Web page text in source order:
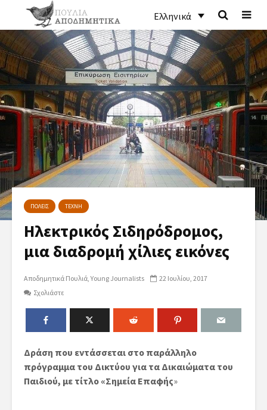
Ελληνικά
ΠΟΛΕΙΣ ΤΕΧΝΗ
Ηλεκτρικός Σιδηρόδρομος,
μια διαδρομή χίλιες εικόνες
Αποδημητικά Πουλιά Young Journalists
22 Ιουλίου, 2017
Σχολιάστε
Δράση που εντάσσεται στο παράλληλο
πρόγραμμα του Δικτύου για τα Δικαιώματα του
Παιδιού, με τίτλο «Σημεία Επαφής»